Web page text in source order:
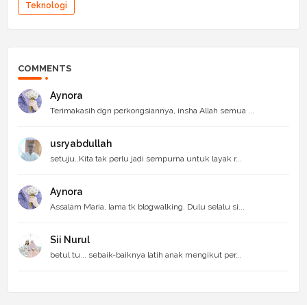
Teknologi
COMMENTS
Aynora
Terimakasih dgn perkongsiannya, insha Allah semua ...
usryabdullah
setuju..Kita tak perlu jadi sempurna untuk layak r...
Aynora
Assalam Maria, lama tk blogwalking. Dulu selalu si...
Sii Nurul
betul tu... sebaik-baiknya latih anak mengikut per...